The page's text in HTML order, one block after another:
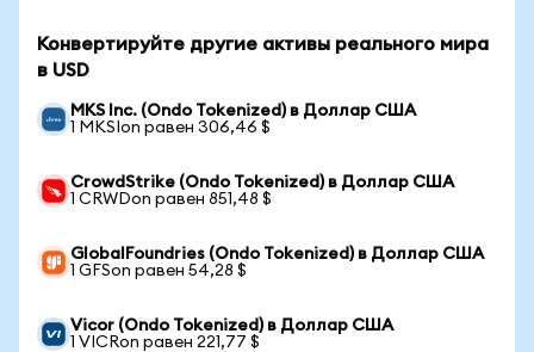
Конвертируйте другие активы реального мира
в USD
MKS Inc. (Ondo Tokenized) в Доллар США
1 MKSIon равен 306,46 $
CrowdStrike (Ondo Tokenized) в Доллар США
1 CRWDon равен 851,48 $
GlobalFoundries (Ondo Tokenized) в Доллар США
1 GFSon равен 54,28 $
Vicor (Ondo Tokenized) в Доллар США
1 VICRon равен 221,77 $